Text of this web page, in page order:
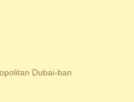
Dubai-ban